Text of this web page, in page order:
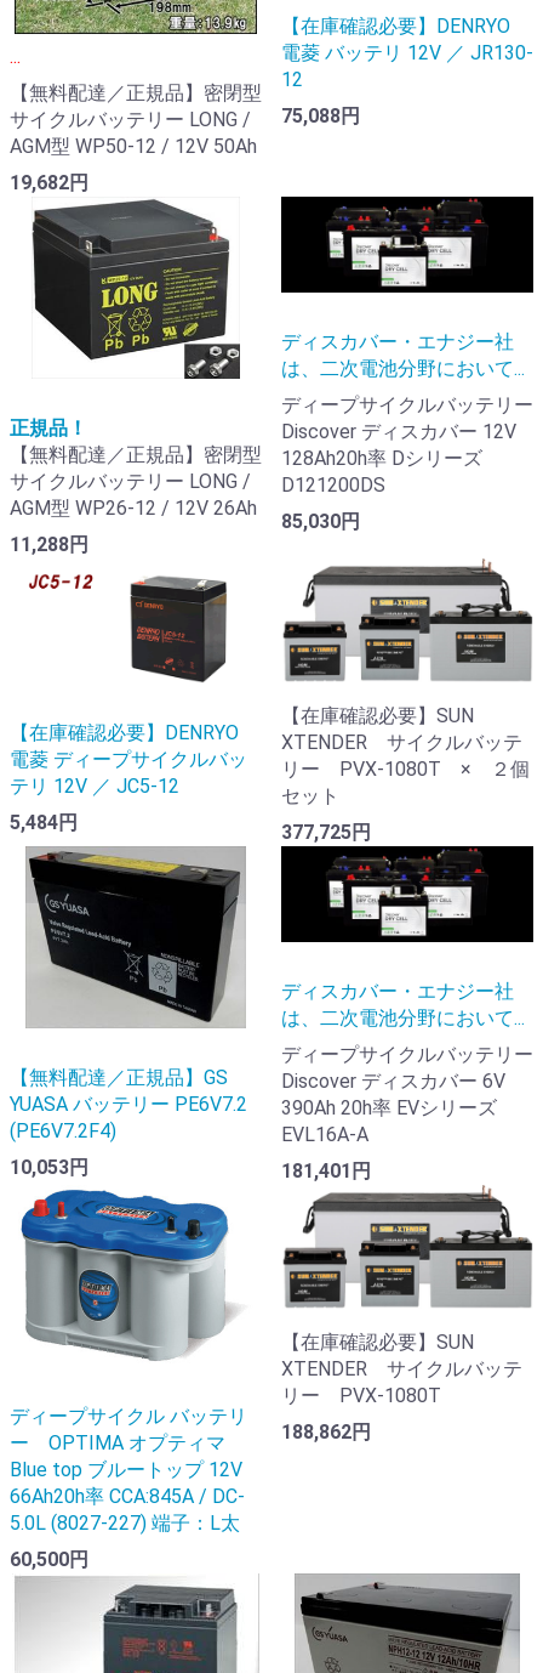
...
【無料配達／正規品】密閉型
サイクルバッテリー LONG /
AGM型 WP50-12 / 12V 50Ah
19,682円
【在庫確認必要】DENRYO
電菱 バッテリ 12V ／ JR130-
12
75,088円
正規品！
【無料配達／正規品】密閉型
サイクルバッテリー LONG /
AGM型 WP26-12 / 12V 26Ah
11,288円
ディスカバー・エナジー社
は、二次電池分野において...
ディープサイクルバッテリー
Discover ディスカバー 12V
128Ah20h率 Dシリーズ
D121200DS
85,030円
【在庫確認必要】DENRYO
電菱 ディープサイクルバッ
テリ 12V ／ JC5-12
5,484円
【在庫確認必要】SUN
XTENDER サイクルバッテ
リー PVX-1080T × ２個
セット
377,725円
【無料配達／正規品】GS
YUASA バッテリー PE6V7.2
(PE6V7.2F4)
10,053円
ディスカバー・エナジー社
は、二次電池分野において...
ディープサイクルバッテリー
Discover ディスカバー 6V
390Ah 20h率 EVシリーズ
EVL16A-A
181,401円
ディープサイクル バッテリ
ー OPTIMA オプティマ
Blue top ブルートップ 12V
66Ah20h率 CCA:845A / DC-
5.0L (8027-227) 端子：L太
60,500円
【在庫確認必要】SUN
XTENDER サイクルバッテ
リー PVX-1080T
188,862円